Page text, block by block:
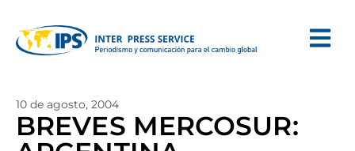
10 de agosto, 2004
BREVES MERCOSUR: